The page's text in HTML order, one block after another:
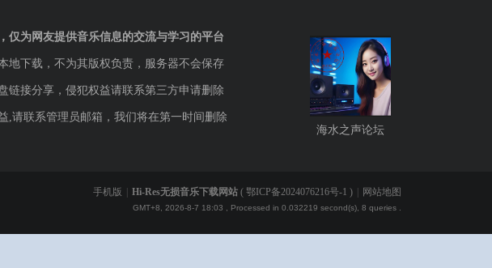
仅为网友提供音乐信息的交流与学习的平台
地下载，不为其版权负责，服务器不会保存
链接分享，侵犯权益请联系第三方申请删除
,请联系管理员邮箱，我们将在第一时间删除
海水之声论坛
手机版 Hi-Res无损音乐下载网站 ( 鄂ICP备2024076216号-1 ) 网站地图
GMT+8, 2026-8-7 18:03 , Processed in 0.032219 second(s), 8 queries .